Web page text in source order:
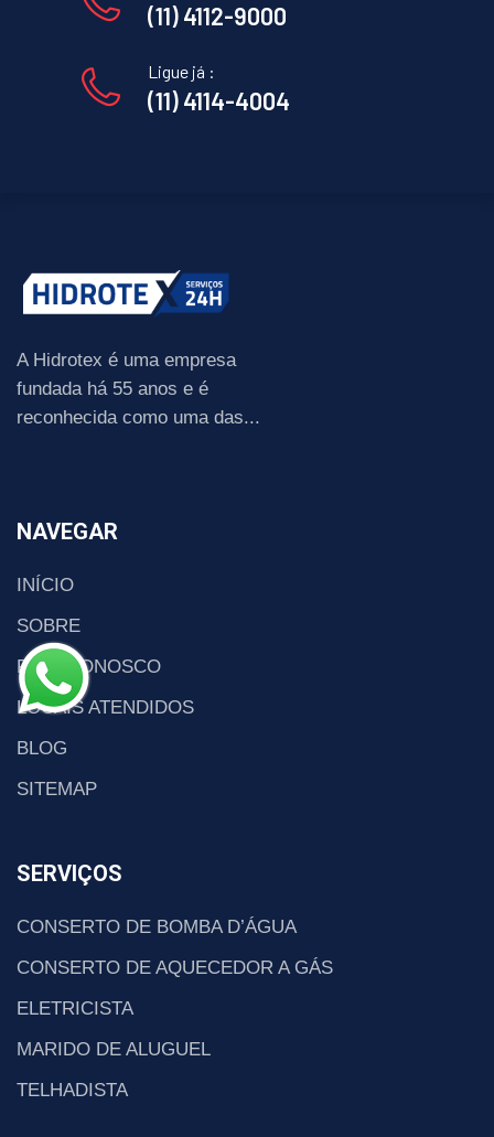
(11) 4112-9000
Ligue já :
(11) 4114-4004
A Hidrotex é uma empresa
fundada há 55 anos e é
reconhecida como uma das...
NAVEGAR
INÍCIO
SOBRE
FALE CONOSCO
LOCAIS ATENDIDOS
BLOG
SITEMAP
SERVIÇOS
CONSERTO DE BOMBA D’ÁGUA
CONSERTO DE AQUECEDOR A GÁS
ELETRICISTA
MARIDO DE ALUGUEL
TELHADISTA